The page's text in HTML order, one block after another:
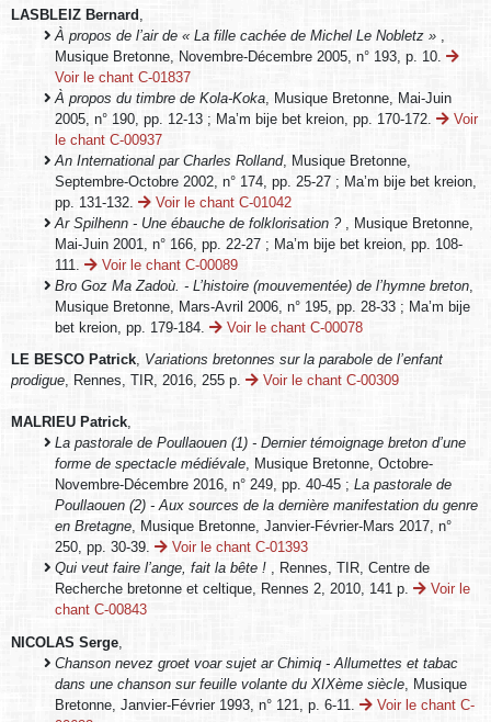
LASBLEIZ Bernard ,
À propos de l’air de « La fille cachée de Michel Le Nobletz » ,
Musique Bretonne, Novembre-Décembre 2005, n° 193, p. 10.
Voir le chant C-01837
À propos du timbre de Kola-Koka, Musique Bretonne, Mai-Juin
2005, n° 190, pp. 12-13 ; Ma’m bije bet kreion, pp. 170-172.
Voir
le chant C-00937
An International par Charles Rolland, Musique Bretonne,
Septembre-Octobre 2002, n° 174, pp. 25-27 ; Ma’m bije bet kreion,
pp. 131-132.
Voir le chant C-01042
Ar Spilhenn - Une ébauche de folklorisation ? , Musique Bretonne,
Mai-Juin 2001, n° 166, pp. 22-27 ; Ma’m bije bet kreion, pp. 108-
111.
Voir le chant C-00089
Bro Goz Ma Zadoù. - L’histoire (mouvementée) de l’hymne breton,
Musique Bretonne, Mars-Avril 2006, n° 195, pp. 28-33 ; Ma’m bije
bet kreion, pp. 179-184.
Voir le chant C-00078
LE BESCO Patrick, Variations bretonnes sur la parabole de l’enfant
prodigue, Rennes, TIR, 2016, 255 p. Voir le chant C-00309
MALRIEU Patrick,
La pastorale de Poullaouen (1) - Dernier témoignage breton d’une
forme de spectacle médiévale, Musique Bretonne, Octobre-
Novembre-Décembre 2016, n° 249, pp. 40-45 ; La pastorale de
Poullaouen (2) - Aux sources de la dernière manifestation du genre
en Bretagne, Musique Bretonne, Janvier-Février-Mars 2017, n°
250, pp. 30-39.
Voir le chant C-01393
Qui veut faire l’ange, fait la bête ! , Rennes, TIR, Centre de
Recherche bretonne et celtique, Rennes 2, 2010, 141 p.
Voir le
chant C-00843
NICOLAS Serge
Chanson nevez groet voar sujet ar Chimiq - Allumettes et tabac
dans une chanson sur feuille volante du XIXème siècle , Musique
Bretonne, Janvier-Février 1993, n° 121, p. 6-11.
Voir le chant C-